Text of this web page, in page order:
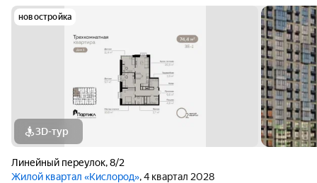
новостройка
3D-тур
Линейный переулок,8/2
Жилой квартал «Кислород», 4 квартал 2028